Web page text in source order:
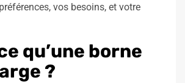
vos besoins, et votre
qu’une borne
?